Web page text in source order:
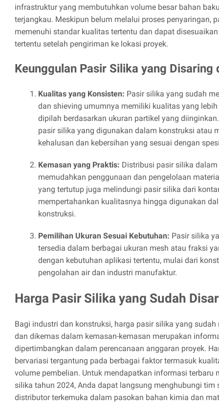
infrastruktur yang membutuhkan volume besar bahan
terjangkau. Meskipun belum melalui proses penyaringan,
memenuhi standar kualitas tertentu dan dapat
tertentu setelah pengiriman ke lokasi proyek.
Keunggulan Pasir Silika yang Disaring
Kualitas yang Konsisten: Pasir silika yang sudah
dan shieving umumnya memiliki kualitas yang
dipilah berdasarkan ukuran partikel yang
pasir silika yang digunakan dalam konstruksi atau
kehalusan dan kebersihan yang sesuai dengan
Kemasan yang Praktis: Distribusi pasir silika
memudahkan penggunaan dan pengelolaan
yang tertutup juga melindungi pasir silika dari
mempertahankan kualitasnya hingga digunakan
konstruksi.
Pemilihan Ukuran Sesuai Kebutuhan: Pasir silika
tersedia dalam berbagai ukuran mesh atau fraksi
dengan kebutuhan aplikasi tertentu, mulai dari
pengolahan air dan industri manufaktur.
Harga Pasir Silika yang Sudah
Bagi industri dan konstruksi, harga pasir silika yang
dan dikemas dalam kemasan-kemasan merupakan
dipertimbangkan dalam perencanaan anggaran proyek.
bervariasi tergantung pada berbagai faktor termasuk
volume pembelian. Untuk mendapatkan informasi terbaru
silika tahun 2024, Anda dapat langsung menghubungi tim
distributor terkemuka dalam pasokan bahan kimia dan